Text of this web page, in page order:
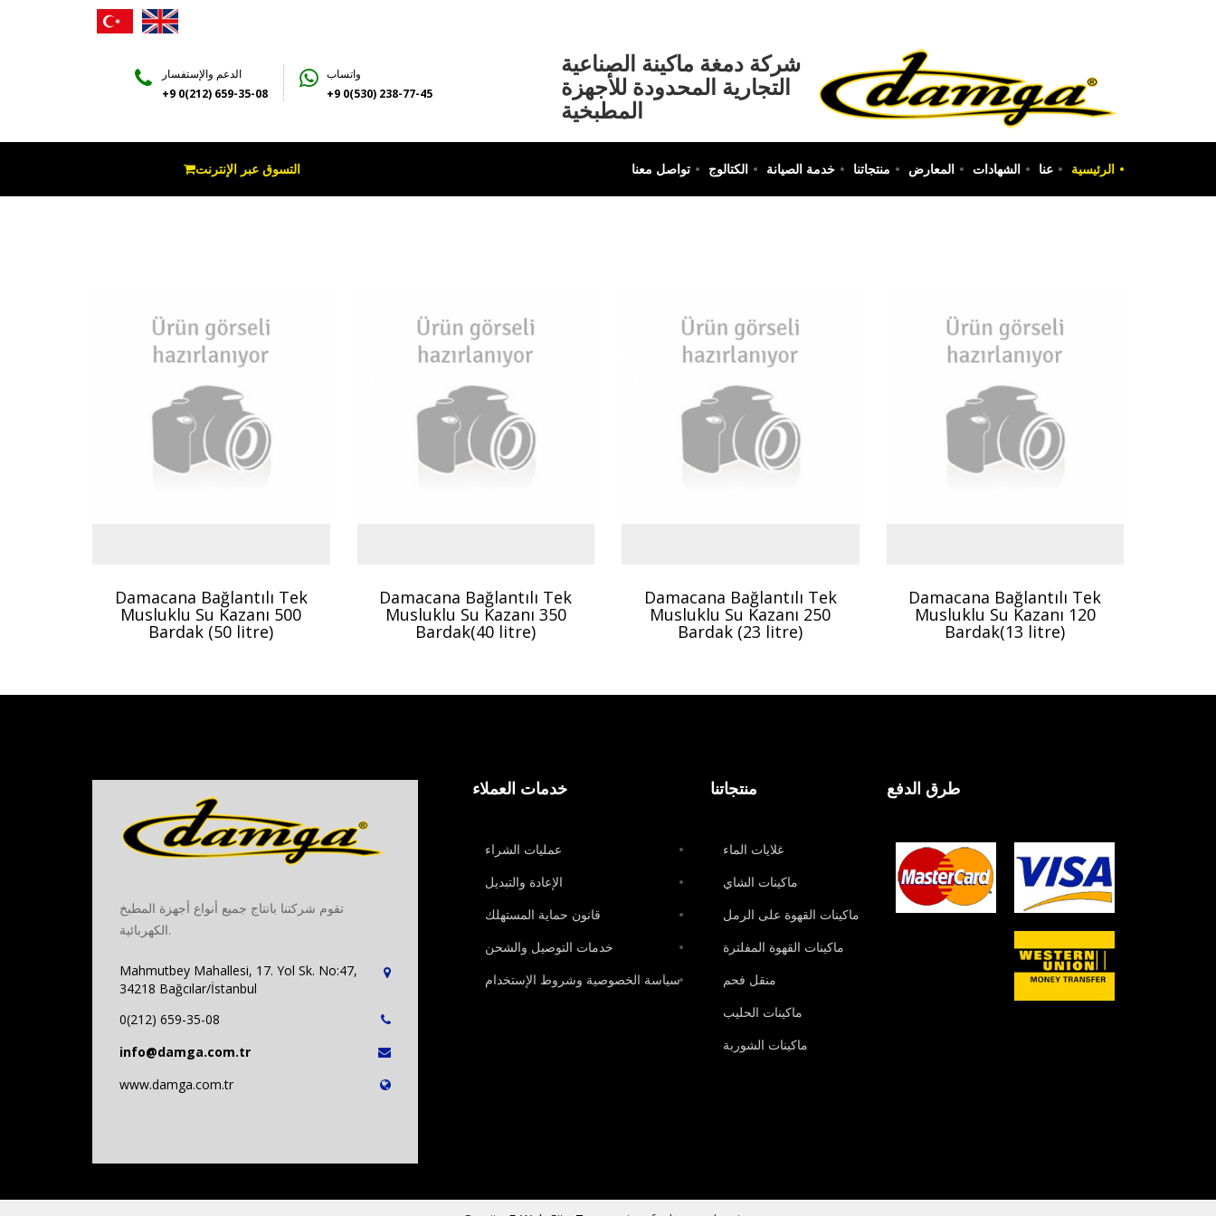
Damga
Makina
شركة دمغة ماكينة الصناعية
التجارية المحدودة للأجهزة
المطبخية
الدعم والإستفسار
+9 0(212) 659-35-08
واتساب
+9 0(530) 238-77-45
الرئيسية عنا الشهادات المعارض منتجاتنا خدمة الصيانة الكتالوج تواصل معنا التسوق عبر الإنترنت
Damacana Bağlantılı Tek
Musluklu Su Kazanı 120
Bardak(13 litre)
Damacana Bağlantılı Tek
Musluklu Su Kazanı 250
Bardak (23 litre)
Damacana Bağlantılı Tek
Musluklu Su Kazanı 350
Bardak(40 litre)
Damacana Bağlantılı Tek
Musluklu Su Kazanı 500
Bardak (50 litre)
تقوم شركتنا بانتاج جميع أنواع أجهزة المطبخ
الكهربائية.
Mahmutbey Mahallesi, 17. Yol Sk. No:47,
34218 Bağcılar/İstanbul
0(212) 659-35-08
info@damga.com.tr
www.damga.com.tr
خدمات العملاء
عمليات الشراء
الإعادة والتبديل
قانون حماية المستهلك
خدمات التوصيل والشحن
سياسة الخصوصية وشروط الإستخدام
منتجاتنا
غلايات الماء
ماكينات الشاي
ماكينات القهوة على الرمل
ماكينات القهوة المفلترة
منقل فحم
ماكينات الحليب
ماكينات الشوربة
طرق الدفع